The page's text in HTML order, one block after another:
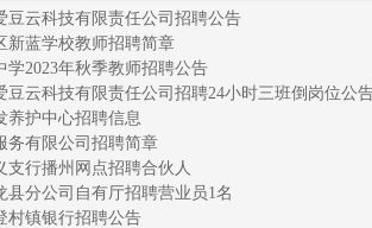
豆云科技有限责任公司招聘公告
新蓝学校教师招聘简章
学2023年秋季教师招聘公告
豆云科技有限责任公司招聘24小时三班倒岗位公
养护中心招聘信息
务有限公司招聘简章
支行播州网点招聘合伙人
县分公司自有厅招聘营业员1名
村镇银行招聘公告